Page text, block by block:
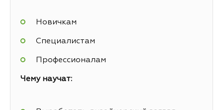
Новичкам
Специалистам
Профессионалам
Чему научат: